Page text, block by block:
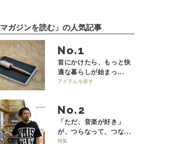
マガジンを読む 」の人気記事
No.
首にかけたら、もっと快
適な暮らしが始まっ...
アイテムを探す
No.
「ただ、音楽が好き」
が、つらなって、つな...
特集